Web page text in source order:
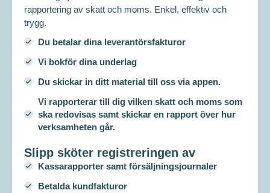
rapportering av skatt och moms. Enkel, effektiv och
trygg.
Du betalar dina leverantörsfakturor
Vi bokför dina underlag
Du skickar in ditt material till oss via appen.
Vi rapporterar till dig vilken skatt och moms som
ska redovisas samt skickar en rapport över hur
verksamheten går.
Slipp sköter registreringen av
Kassarapporter samt försäljningsjournaler
Betalda kundfakturor